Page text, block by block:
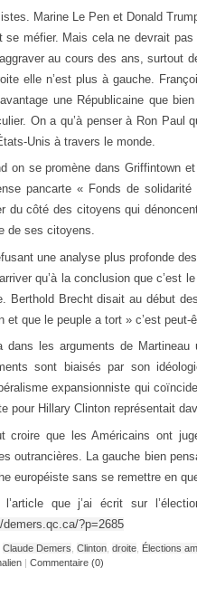
Marine Le Pen et Donald
se méfier. Mais cela ne devrait
au cours des ans, surtout
elle n’est plus à gauche.
une Républicaine que
On a qu’à penser à Ron Paul
Unis à travers le monde.
on se promène dans Griffintown
pancarte « Fonds de
du côté des citoyens qui
de ses citoyens.
une analyse plus profonde
qu’à la conclusion que c’est
Berthold Brecht disait au début
et que le peuple a tort » c’est peut-
dans les arguments de
sont biaisés par son
expansionniste qui
pour Hillary Clinton représentait
croire que les Américains ont
outrancières. La gauche bien
européiste sans se remettre en
l’article que j’ai écrit sur
demers.qc.ca/?p=2685
Claude Demers Clinton droite Élections
| Commentaire (0)